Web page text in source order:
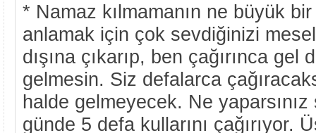
* Namaz kılmamanın ne büyük
anlamak için çok sevdiğinizi
dışına çıkarıp, ben çağırınca gel
gelmesin. Siz defalarca
halde gelmeyecek. Ne
günde 5 defa kullarını çağırıyor.